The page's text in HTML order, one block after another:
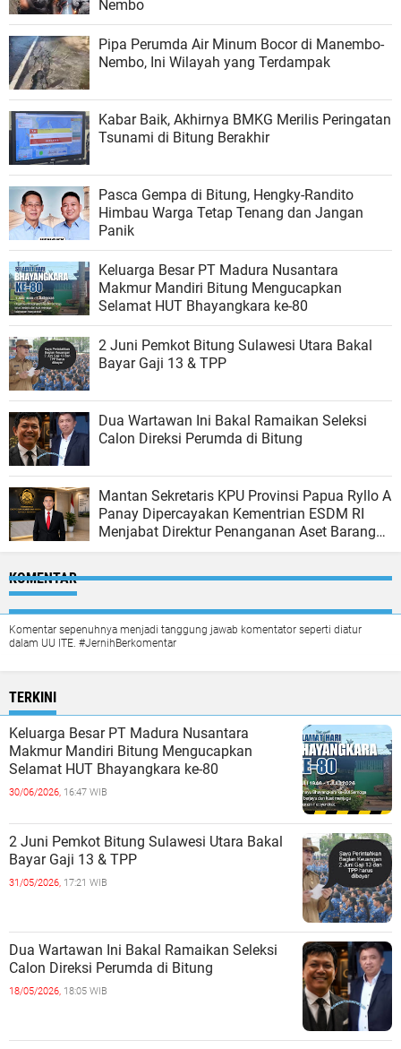
Nembo
Pipa Perumda Air Minum Bocor di Manembo-
Nembo, Ini Wilayah yang Terdampak
Kabar Baik, Akhirnya BMKG Merilis Peringatan
Tsunami di Bitung Berakhir
Pasca Gempa di Bitung, Hengky-Randito
Himbau Warga Tetap Tenang dan Jangan
Panik
Keluarga Besar PT Madura Nusantara
Makmur Mandiri Bitung Mengucapkan
Selamat HUT Bhayangkara ke-80
2 Juni Pemkot Bitung Sulawesi Utara Bakal
Bayar Gaji 13 & TPP
Dua Wartawan Ini Bakal Ramaikan Seleksi
Calon Direksi Perumda di Bitung
Mantan Sekretaris KPU Provinsi Papua Ryllo A
Panay Dipercayakan Kementrian ESDM RI
Menjabat Direktur Penanganan Aset Barang
KOMENTAR
Komentar sepenuhnya menjadi tanggung jawab komentator seperti diatur
dalam UU ITE. #JernihBerkomentar
TERKINI
Keluarga Besar PT Madura Nusantara
Makmur Mandiri Bitung Mengucapkan
Selamat HUT Bhayangkara ke-80
30/06/2026, 16:47 WIB
2 Juni Pemkot Bitung Sulawesi Utara Bakal
Bayar Gaji 13 & TPP
31/05/2026, 17:21 WIB
Dua Wartawan Ini Bakal Ramaikan Seleksi
Calon Direksi Perumda di Bitung
18/05/2026, 18:05 WIB